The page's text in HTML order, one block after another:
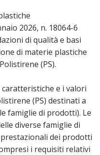
2026, n. 18064-6
di qualità e basi
di materie plastiche
(PS).
e i valori
(PS) destinati a
famiglie di prodotti). Le
diverse famiglie di
dei prodotti
i requisiti relativi